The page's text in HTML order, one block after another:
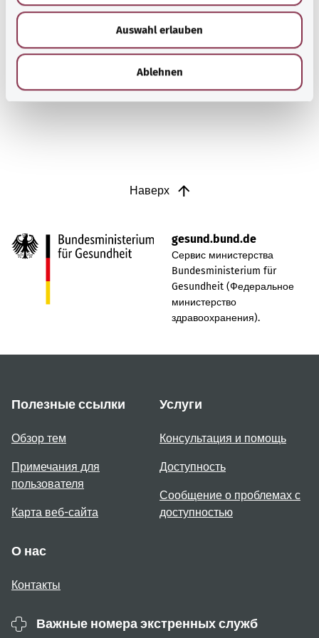
Auswahl erlauben
Ablehnen
Воспаление синовиальной сумки
Воспаление синовиальной сумки (бурсит) проявляется
в виде отека и болей, например, в локте или колене.
Узнать больше
Наверх
gesund.bund.de
Сервис министерства
Bundesministerium für
Gesundheit (Федеральное
министерство
здравоохранения).
Полезные ссылки
Обзор тем
Примечания для
пользователя
Карта веб-сайта
Услуги
Консультация и помощь
Доступность
Сообщение о проблемах с
доступностью
О нас
Контакты
Важные номера экстренных служб